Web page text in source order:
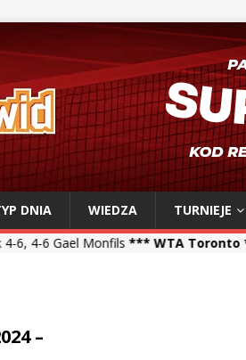
DNIA WIEDZA TURNIEJE
*** WTA Toronto ***Iga Świątek 6-2,
–